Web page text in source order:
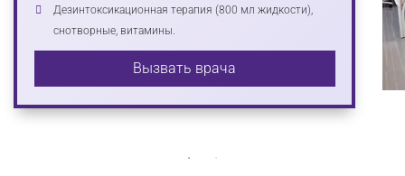
Дезинтоксикационная терапия (800 мл жидкости),
снотворные, витамины.
Вызвать врача